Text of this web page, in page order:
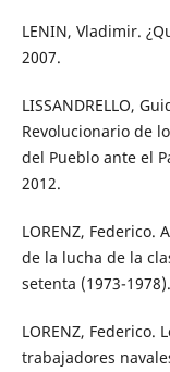
LENIN, Vladimir.
2007.
LISSANDRELLO,
Revolucionario de
del Pueblo ante el
2012.
LORENZ,
de la lucha de la
setenta (1973-
LORENZ, Federico.
trabajadores